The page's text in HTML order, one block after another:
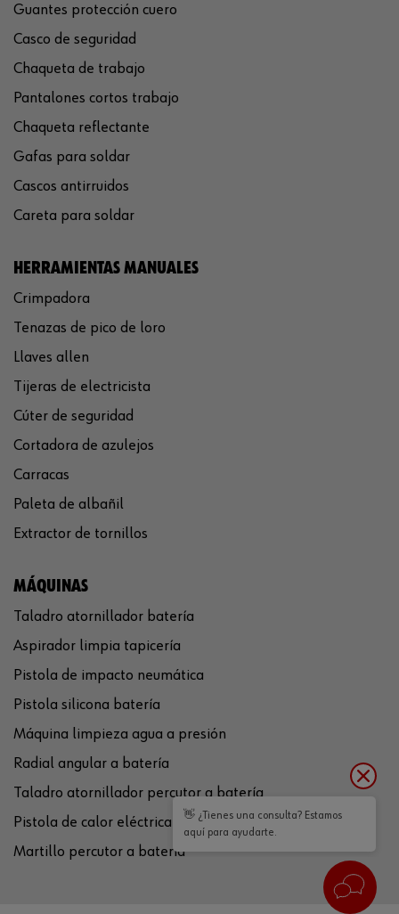
Guantes protección cuero
Casco de seguridad
Chaqueta de trabajo
Pantalones cortos trabajo
Chaqueta reflectante
Gafas para soldar
Cascos antirruidos
Careta para soldar
HERRAMIENTAS MANUALES
Crimpadora
Tenazas de pico de loro
Llaves allen
Tijeras de electricista
Cúter de seguridad
Cortadora de azulejos
Carracas
Paleta de albañil
Extractor de tornillos
MÁQUINAS
Taladro atornillador batería
Aspirador limpia tapicería
Pistola de impacto neumática
Pistola silicona batería
Máquina limpieza agua a presión
Radial angular a batería
Taladro atornillador percutor a batería
Pistola de calor eléctrica
Martillo percutor a batería
👋 ¿Tienes una consulta? Estamos
aquí para ayudarte.